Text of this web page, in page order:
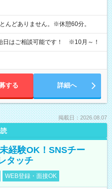
どありません。※休憩60分。
はご相談可能です！ ※10月～！
する 詳細へ
掲載日：2026.08.07
経験OK！SNSチー
タッチ
WEB登録・面接OK